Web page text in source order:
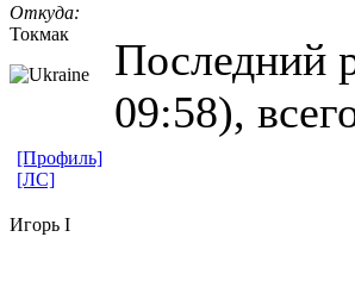
Откуда:
Токмак
Последний
09:58),
[Профиль]
[ЛС]
Игорь I